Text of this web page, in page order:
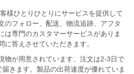
様ひとりひとりにサービスを提供して
のフォロー、配送、物流追跡、アフタ
は専門のカスタマーサービスがありま
答えさせていただきます。
物が用意されています、注文は2-3日で
きます。製品の出荷速度が優れていま